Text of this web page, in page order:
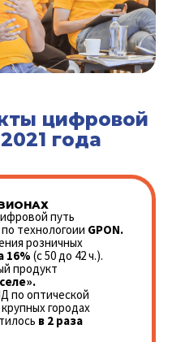
цифровой
года
путь
технологоии GPON.
розничных
16% (с 50 до 42 ч.).
продукт
по оптической
городах
в 2 раза